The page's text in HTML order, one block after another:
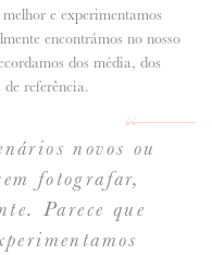
e experimentamos
encontrámos no nosso
dos média, dos
referência.
novos ou
fotografar,
Parece que